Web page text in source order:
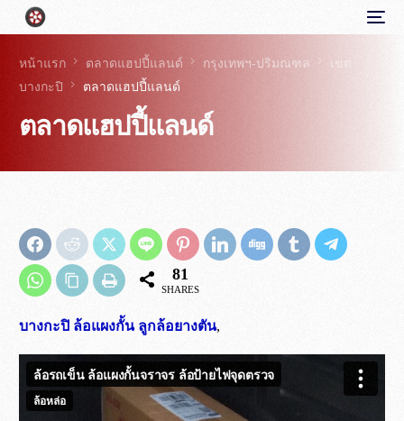
หน้าแรก ตลาดแฮปปี้แลนด์ กรุงเทพฯ-ปริมณฑล
เขต
บางกะปิ
ตลาดแฮปปี้แลนด์
ตลาดแฮปปี้แลนด์
81
SHARES
บางกะปิ ล้อแผงกั้น ลูกล้อยางตัน,